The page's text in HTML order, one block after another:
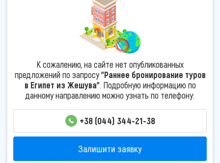
К сожалению, на сайте нет опубликованных
предложений по запросу"Раннее бронирование туров
в Египет из Жешува". Подробную информацию по
данному направлению можно узнать по телефону:
+38 (044) 344-21-38
Залишити заявку